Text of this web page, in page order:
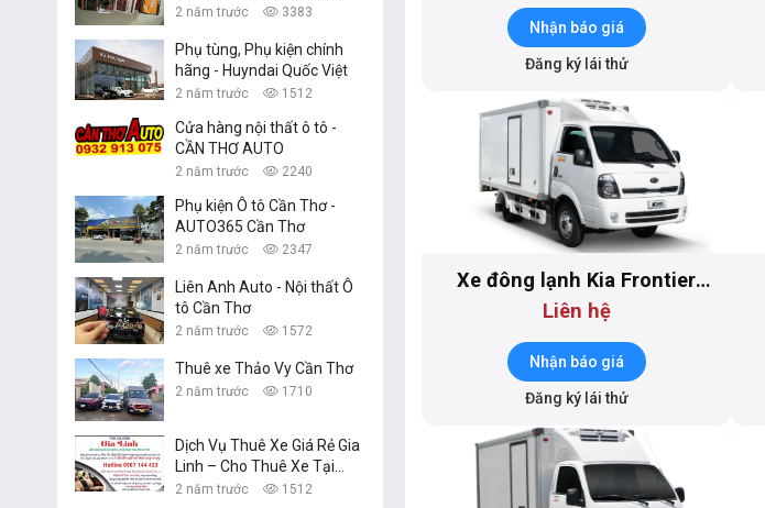
Parts
2 năm trước 3383
Phụ tùng, Phụ kiện chính
hãng - Huyndai Quốc Việt
2 năm trước 1512
Cửa hàng nội thất ô tô -
CẦN THƠ AUTO
2 năm trước 2240
Phụ kiện Ô tô Cần Thơ -
AUTO365 Cần Thơ
2 năm trước 2347
Liên Anh Auto - Nội thất Ô
tô Cần Thơ
2 năm trước 1572
Thuê xe Thảo Vy Cần Thơ
2 năm trước 1710
Dịch Vụ Thuê Xe Giá Rẻ Gia
Linh – Cho Thuê Xe Tại
Cần Thơ
2 năm trước 1512
Nhận báo giá
Đăng ký lái thử
Xe đông lạnh Kia Frontier
K250
Liên hệ
Nhận báo giá
Đăng ký lái thử